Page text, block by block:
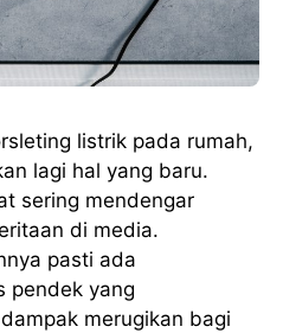
listrik pada rumah,
lagi hal yang baru.
sering mendengar
di media.
pasti ada
pendek yang
merugikan bagi